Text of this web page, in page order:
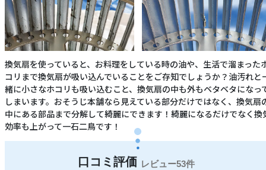
換気扇を使っていると、お料理をしている時の油や、生活で溜まった
コリまで換気扇が吸い込んでいることをご存知でしょうか？油汚れと
緒に小さなホコリも吸い込むこと、換気扇の中も外もベタベタになっ
しまいます。おそうじ本舗なら見えている部分だけではなく、換気扇
中にある部品まで分解して綺麗にできます！綺麗になるだけでなく換
効率も上がって一石二鳥です！
53件